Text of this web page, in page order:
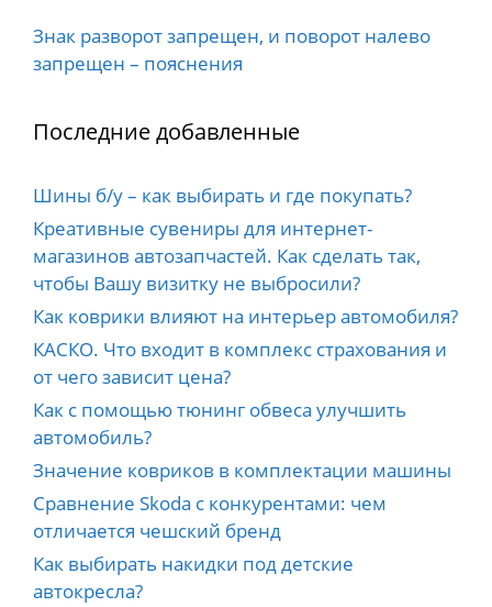
Знак разворот запрещен, и поворот налево
запрещен – пояснения
Последние добавленные
Шины б/у – как выбирать и где покупать?
Креативные сувениры для интернет-
магазинов автозапчастей. Как сделать так,
чтобы Вашу визитку не выбросили?
Как коврики влияют на интерьер автомобиля?
КАСКО. Что входит в комплекс страхования и
от чего зависит цена?
Как с помощью тюнинг обвеса улучшить
автомобиль?
Значение ковриков в комплектации машины
Сравнение Skoda с конкурентами: чем
отличается чешский бренд
Как выбирать накидки под детские
автокресла?